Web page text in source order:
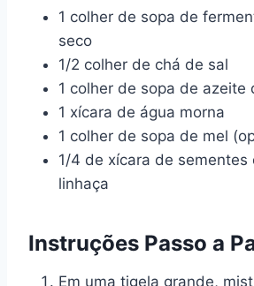
1 colher de sopa de
seco
1/2 colher de chá de sal
1 colher de sopa de azeite
1 xícara de água morna
1 colher de sopa de mel
1/4 de xícara de sementes
linhaça
Instruções Passo a
Em uma tigela grande,